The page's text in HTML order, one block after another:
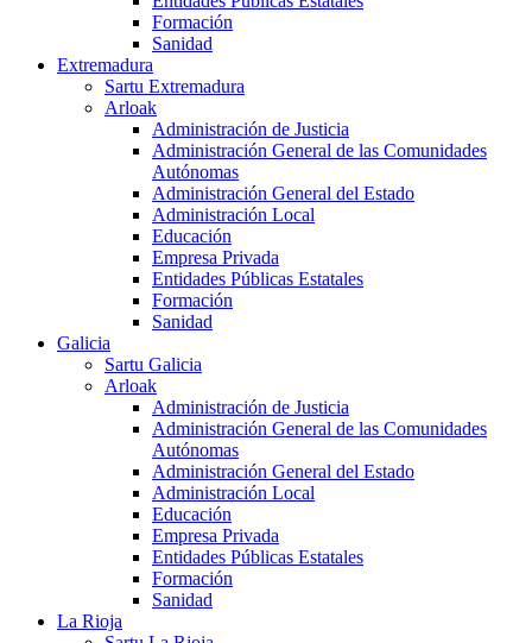
Formación
Sanidad
Extremadura
Sartu Extremadura
Arloak
Administración de Justicia
Administración General de las Comunidades
Autónomas
Administración General del Estado
Administración Local
Educación
Empresa Privada
Entidades Públicas Estatales
Formación
Sanidad
Galicia
Sartu Galicia
Arloak
Administración de Justicia
Administración General de las Comunidades
Autónomas
Administración General del Estado
Administración Local
Educación
Empresa Privada
Entidades Públicas Estatales
Formación
Sanidad
La Rioja